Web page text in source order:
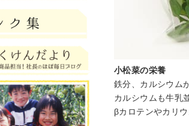
小松菜の栄養
鉄分、カルシウム
カルシウムも牛乳
βカロテンやカリ